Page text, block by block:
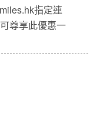
指定連
尊享此優惠一